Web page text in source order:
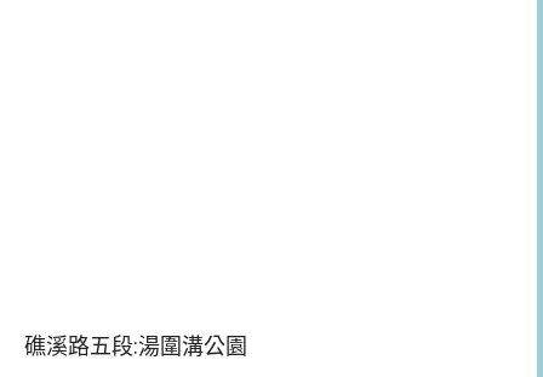
礁溪路五段:湯圍溝公園